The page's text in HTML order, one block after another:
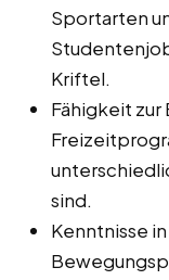
Sportarten
Kriftel.
Fähigkeit zur
sind.
Kenntnisse